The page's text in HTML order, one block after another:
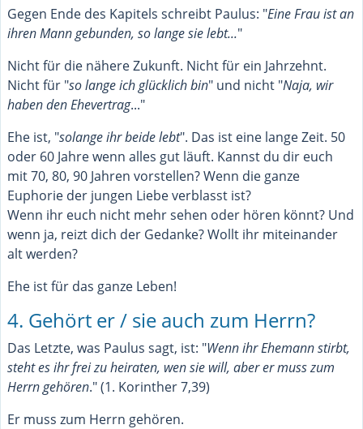
Gegen Ende des Kapitels schreibt Paulus: "Eine Frau ist an
ihren Mann gebunden, so lange sie lebt..."
Nicht für die nähere Zukunft. Nicht für ein Jahrzehnt.
Nicht für "so lange ich glücklich bin" und nicht "Naja, wir
haben den Ehevertrag..."
Ehe ist, "solange ihr beide lebt". Das ist eine lange Zeit. 50
oder 60 Jahre wenn alles gut läuft. Kannst du dir euch
mit 70, 80, 90 Jahren vorstellen? Wenn die ganze
Euphorie der jungen Liebe verblasst ist?
Wenn ihr euch nicht mehr sehen oder hören könnt? Und
wenn ja, reizt dich der Gedanke? Wollt ihr miteinander
alt werden?
Ehe ist für das ganze Leben!
4. Gehört er / sie auch zum Herrn?
Das Letzte, was Paulus sagt, ist: "Wenn ihr Ehemann stirbt,
steht es ihr frei zu heiraten, wen sie will, aber er muss zum
Herrn gehören." (1. Korinther 7,39)
Er muss zum Herrn gehören.